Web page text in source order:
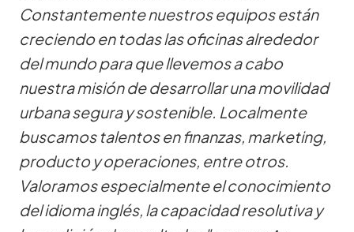
Constantemente nuestros equipos están
creciendo en todas las oficinas alrededor
del mundo para que llevemos a cabo
nuestra misión de desarrollar una movilidad
urbana segura y sostenible. Localmente
buscamos talentos en finanzas, marketing,
producto y operaciones, entre otros.
Valoramos especialmente el conocimiento
del idioma inglés, la capacidad resolutiva y